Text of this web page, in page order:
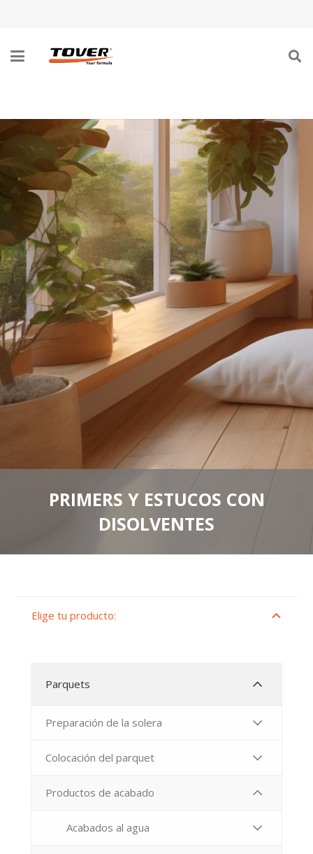
PRIMERS Y ESTUCOS CON
DISOLVENTES
Elige tu producto:
Parquets
Preparación de la solera
Colocación del parquet
Productos de acabado
Acabados al agua